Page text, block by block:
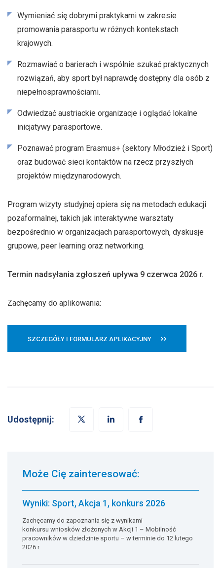
Wymieniać się dobrymi praktykami w zakresie
promowania parasportu w różnych kontekstach
krajowych.
Rozmawiać o barierach i wspólnie szukać praktycznych
rozwiązań, aby sport był naprawdę dostępny dla osób z
niepełnosprawnościami.
Odwiedzać austriackie organizacje i oglądać lokalne
inicjatywy parasportowe.
Poznawać program Erasmus+ (sektory Młodzież i Sport)
oraz budować sieci kontaktów na rzecz przyszłych
projektów międzynarodowych.
Program wizyty studyjnej opiera się na metodach edukacji
pozaformalnej, takich jak interaktywne warsztaty
bezpośrednio w organizacjach parasportowych, dyskusje
grupowe, peer learning oraz networking.
Termin nadsyłania zgłoszeń upływa 9 czerwca 2026 r.
Zachęcamy do aplikowania:
SZCZEGÓŁY I FORMULARZ APLIKACYJNY
Udostępnij:
Może Cię zainteresować:
Wyniki: Sport, Akcja 1, konkurs 2026
Zachęcamy do zapoznania się z wynikami
konkursu wniosków złożonych w Akcji 1 – Mobilność
pracowników w dziedzinie sportu – w terminie do 12 lutego
2026 r.